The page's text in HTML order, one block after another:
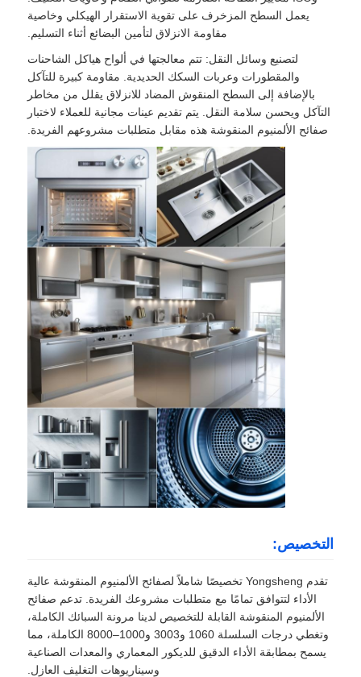
يعمل السطح المزخرف على تقوية الاستقرار الهيكلي وخاصية
مقاومة الانزلاق لتأمين البضائع أثناء التسليم.
لتصنيع وسائل النقل: تتم معالجتها في ألواح هياكل الشاحنات
والمقطورات وعربات السكك الحديدية. مقاومة كبيرة للتآكل
بالإضافة إلى السطح المنقوش المضاد للانزلاق يقلل من مخاطر
التآكل ويحسن سلامة النقل. يتم تقديم عينات مجانية للعملاء لاختبار
صفائح الألمنيوم المنقوشة هذه مقابل متطلبات مشروعهم الفريدة.
التخصيص:
تقدم Yongsheng تخصيصًا شاملاً لصفائح الألمنيوم المنقوشة عالية
الأداء لتتوافق تمامًا مع متطلبات مشروعك الفريدة. تدعم صفائح
الألمنيوم المنقوشة القابلة للتخصيص لدينا مرونة السبائك الكاملة،
وتغطي درجات السلسلة 1060 و3003 و1000–8000 الكاملة، مما
يسمح بمطابقة الأداء الدقيق للديكور المعماري والمعدات الصناعية
وسيناريوهات التغليف العازل.